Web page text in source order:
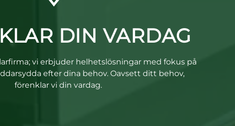
DIN VARDAG
vi erbjuder helhetslösningar med fokus på
efter dina behov. Oavsett ditt behov,
förenklar vi din vardag.